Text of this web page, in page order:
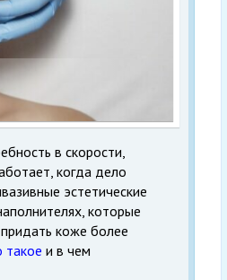
в скорости,
когда дело
эстетические
которые
коже более
такое и в чем